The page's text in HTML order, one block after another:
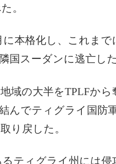
。
に本格化し、これま
国スーダンに逃亡した
域の大半をTPLFか
んでティグライ国防
り戻した。
ティグライ州には